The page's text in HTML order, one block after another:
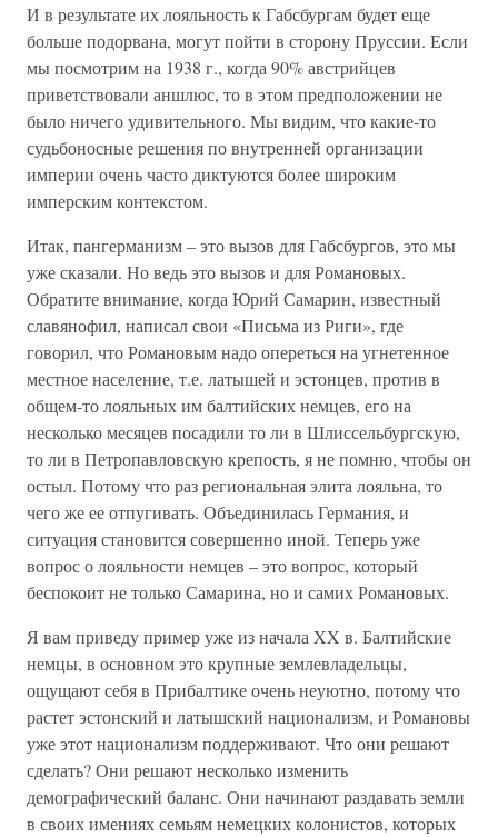
И в результате их лояльность к Габсбургам будет еще
больше подорвана, могут пойти в сторону Пруссии. Если
мы посмотрим на 1938 г., когда 90% австрийцев
приветствовали аншлюс, то в этом предположении не
было ничего удивительного. Мы видим, что какие-то
судьбоносные решения по внутренней организации
империи очень часто диктуются более широким
имперским контекстом.
Итак, пангерманизм – это вызов для Габсбургов, это мы
уже сказали. Но ведь это вызов и для Романовых.
Обратите внимание, когда Юрий Самарин, известный
славянофил, написал свои «Письма из Риги», где
говорил, что Романовым надо опереться на угнетенное
местное население, т.е. латышей и эстонцев, против в
общем-то лояльных им балтийских немцев, его на
несколько месяцев посадили то ли в Шлиссельбургскую,
то ли в Петропавловскую крепость, я не помню, чтобы он
остыл. Потому что раз региональная элита лояльна, то
чего же ее отпугивать. Объединилась Германия, и
ситуация становится совершенно иной. Теперь уже
вопрос о лояльности немцев – это вопрос, который
беспокоит не только Самарина, но и самих Романовых.
Я вам приведу пример уже из начала XX в. Балтийские
немцы, в основном это крупные землевладельцы,
ощущают себя в Прибалтике очень неуютно, потому что
растет эстонский и латышский национализм, и Романовы
уже этот национализм поддерживают. Что они решают
сделать? Они решают несколько изменить
демографический баланс. Они начинают раздавать земли
в своих имениях семьям немецких колонистов, которых